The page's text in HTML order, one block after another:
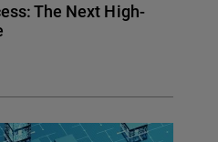
The Next High-